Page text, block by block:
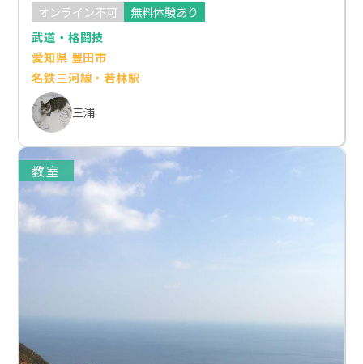
オンライン不可
無料体験あり
武道・格闘技
愛知県 豊田市
名鉄三河線・若林駅
三浦
教室